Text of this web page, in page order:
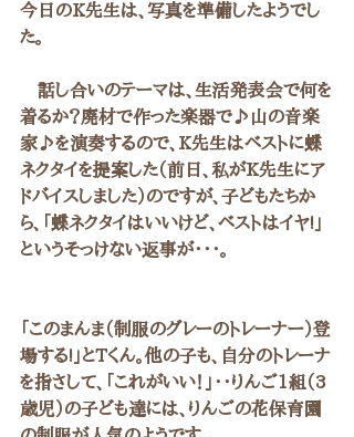
今日のK先生は、写真を準備したようでし
た。
話し合いのテーマは、生活発表会で何を
着るか？廃材で作った楽器で♪山の音楽
家♪を演奏するので、K先生はベストに蝶
ネクタイを提案した（前日、私がK先生にア
ドバイスしました）のですが、子どもたちか
ら、「蝶ネクタイはいいけど、ベストはイヤ!」
というそっけない返事が・・・。
「このまんま（制服のグレーのトレーナー）登
場する!」とTくん。他の子も、自分のトレーナ
を指さして、「これがいい！」・・りんご1組（3
歳児）の子ども達には、りんごの花保育園